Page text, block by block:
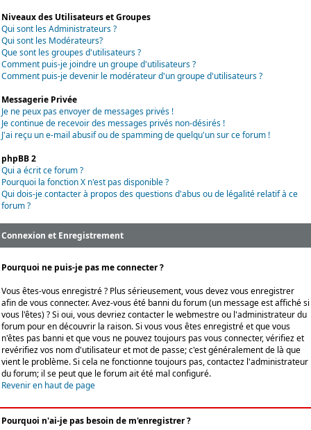
Niveaux des Utilisateurs et Groupes
Qui sont les Administrateurs ?
Qui sont les Modérateurs?
Que sont les groupes d'utilisateurs ?
Comment puis-je joindre un groupe d'utilisateurs ?
Comment puis-je devenir le modérateur d'un groupe d'utilisateurs ?
Messagerie Privée
Je ne peux pas envoyer de messages privés !
Je continue de recevoir des messages privés non-désirés !
J'ai reçu un e-mail abusif ou de spamming de quelqu'un sur ce forum !
phpBB 2
Qui a écrit ce forum ?
Pourquoi la fonction X n'est pas disponible ?
Qui dois-je contacter à propos des questions d'abus ou de légalité relatif à ce
forum ?
Connexion et Enregistrement
Pourquoi ne puis-je pas me connecter ?
Vous êtes-vous enregistré ? Plus sérieusement, vous devez vous enregistrer
afin de vous connecter. Avez-vous été banni du forum (un message est affiché si
vous l'êtes) ? Si oui, vous devriez contacter le webmestre ou l'administrateur du
forum pour en découvrir la raison. Si vous vous êtes enregistré et que vous
n'êtes pas banni et que vous ne pouvez toujours pas vous connecter, vérifiez et
revérifiez vos nom d'utilisateur et mot de passe; c'est généralement de là que
vient le problème. Si cela ne fonctionne toujours pas, contactez l'administrateur
du forum; il se peut que le forum ait été mal configuré.
Revenir en haut de page
Pourquoi n'ai-je pas besoin de m'enregistrer ?